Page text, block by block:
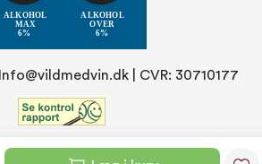
Info@vildmedvin.dk| CVR: 30710177